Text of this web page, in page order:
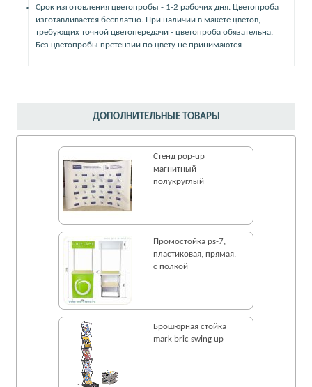
Срок изготовления цветопробы - 1-2 рабочих дня. Цветопроба
изготавливается бесплатно. При наличии в макете цветов,
требующих точной цветопередачи - цветопроба обязательна.
Без цветопробы претензии по цвету не принимаются
ДОПОЛНИТЕЛЬНЫЕ ТОВАРЫ
Стенд pop-up
магнитный
полукруглый
Промостойка ps-7,
пластиковая, прямая,
с полкой
Брошюрная стойка
mark bric swing up